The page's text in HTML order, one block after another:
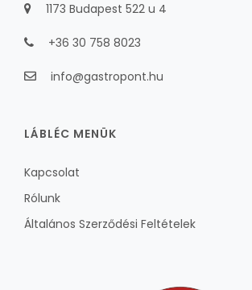
1173 Budapest 522 u 4
+36 30 758 8023
info@gastropont.hu
LÁBLÉC MENÜK
Kapcsolat
Rólunk
Általános Szerződési Feltételek